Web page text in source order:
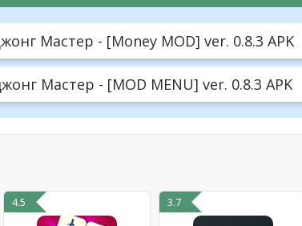
Мастер - [Money MOD] ver. 0.8.3 APK
Мастер - [MOD MENU] ver. 0.8.3 APK
4.5 3.7